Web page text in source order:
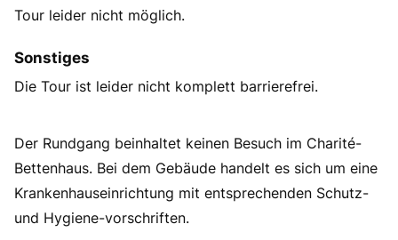
Tour leider nicht möglich.
Sonstiges
Die Tour ist leider nicht komplett barrierefrei.
Der Rundgang beinhaltet keinen Besuch im Charité-
Bettenhaus. Bei dem Gebäude handelt es sich um eine
Krankenhauseinrichtung mit entsprechenden Schutz-
und Hygiene-vorschriften.